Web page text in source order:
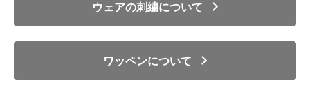
ウェアの刺繍について
ワッペンについて